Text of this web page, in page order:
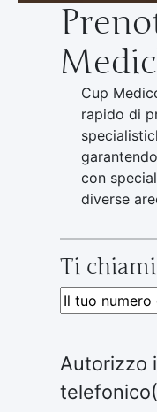
Cup
rapido di
con
diverse
Ti
Telefono
Autorizzo
telefonico